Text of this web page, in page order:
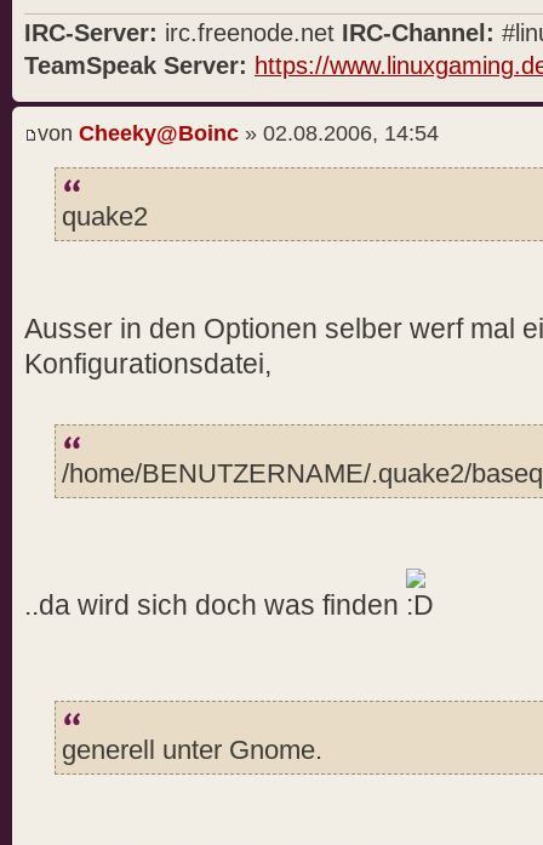
IRC-Server: irc.freenode.net IRC-Channel:
TeamSpeak Server: https://
von Cheeky@Boinc » 02.08.2006, 14:54
quake2
Ausser in den Optionen selber werf mal
Konfigurationsdatei,
/home/BENUTZERNAME/.quake2/
..da wird sich doch was finden
generell unter Gnome.